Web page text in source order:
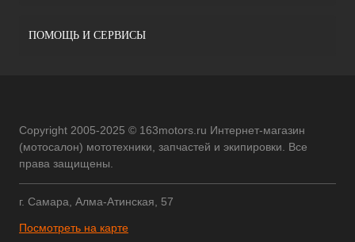
ПОМОЩЬ И СЕРВИСЫ
Copyright 2005-2025 © 163motors.ru Интернет-магазин
(мотосалон) мототехники, запчастей и экипировки. Все
права защищены.
г. Самара, Алма-Атинская, 57
Посмотреть на карте